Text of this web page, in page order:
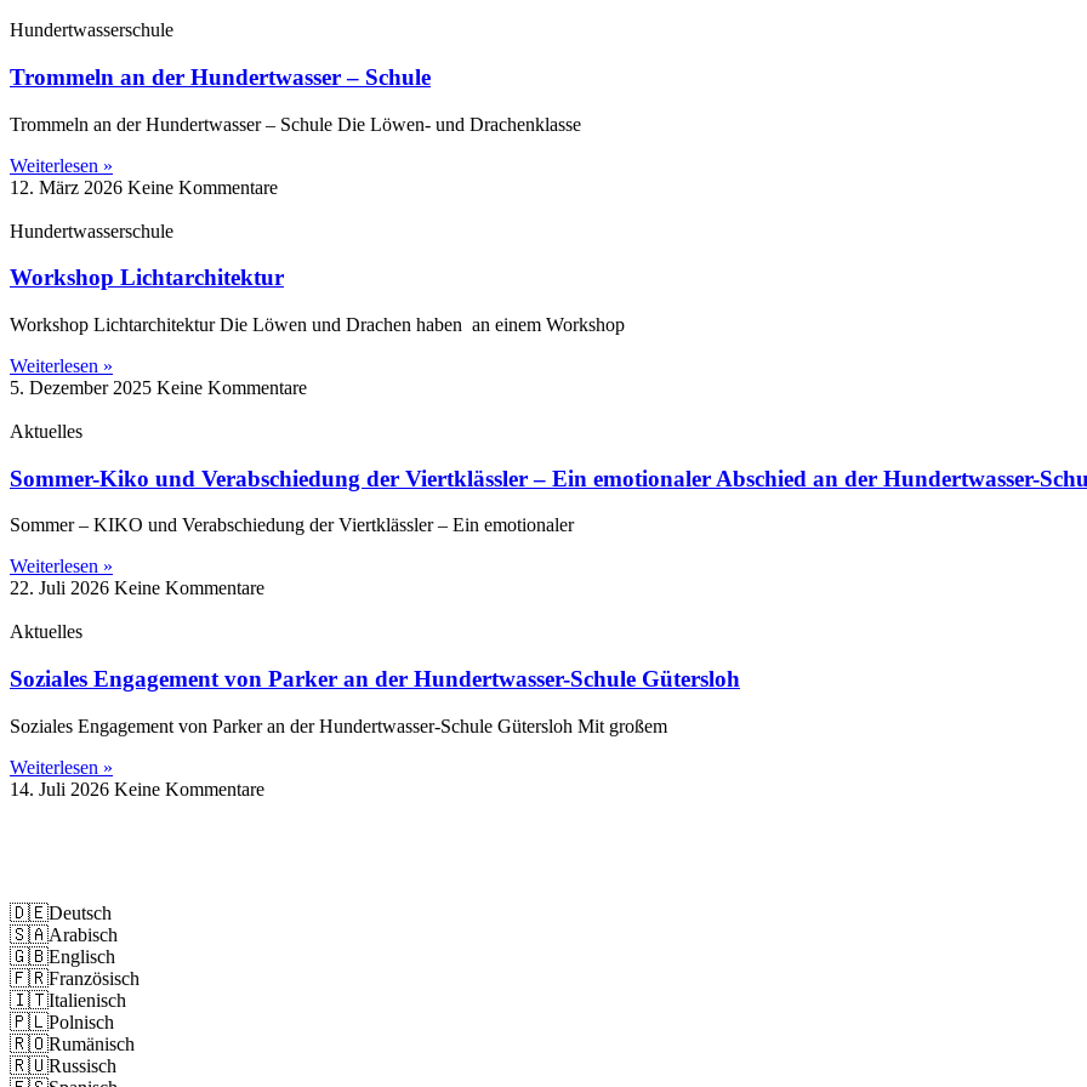
Hundertwasserschule
Trommeln an der Hundertwasser – Schule
Trommeln an der Hundertwasser – Schule Die Löwen‑ und Drachenklasse
Weiterlesen »
12. März 2026 Keine Kommentare
Hundertwasserschule
Workshop Lichtarchitektur
Workshop Lichtarchitektur Die Löwen und Drachen haben an einem Workshop
Weiterlesen »
5. Dezember 2025 Keine Kommentare
Aktuelles
Sommer-Kiko und Verabschiedung der Viertklässler – Ein emotionaler Abschied an der Hundertwasser-
Sommer – KIKO und Verabschiedung der Viertklässler – Ein emotionaler
Weiterlesen »
22. Juli 2026 Keine Kommentare
Aktuelles
Soziales Engagement von Parker an der Hundertwasser-Schule Gütersloh
Soziales Engagement von Parker an der Hundertwasser-Schule Gütersloh Mit großem
Weiterlesen »
14. Juli 2026 Keine Kommentare
🇩🇪Deutsch
🇸🇦Arabisch
🇬🇧Englisch
🇫🇷Französisch
🇮🇹Italienisch
🇵🇱Polnisch
🇷🇴Rumänisch
🇷🇺Russisch